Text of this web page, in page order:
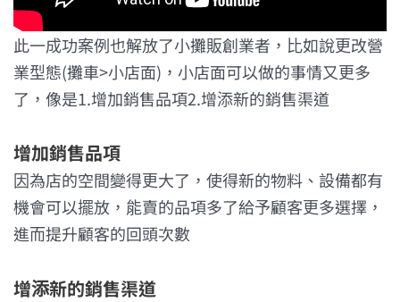
此一成功案例也解放了小攤販創業者，比如說更改營
業型態(攤車>小店面)，小店面可以做的事情又更多
了，像是1.增加銷售品項2.增添新的銷售渠道
增加銷售品項
因為店的空間變得更大了，使得新的物料、設備都有
機會可以擺放，能賣的品項多了給予顧客更多選擇，
進而提升顧客的回頭次數
增添新的銷售渠道